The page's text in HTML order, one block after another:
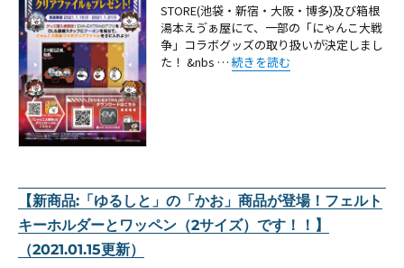
STORE(池袋・新宿・大阪・博多)及び箱根
湯本えゔぁ屋にて、一部の「にゃんこ大戦
争」コラボグッズの取り扱いが決定しまし
た！ &nbs … “【お知らせ：エヴァンゲリオ
続きを読む
【新商品:「ゆるしと」の「かお」商品が登場！フェルト
キーホルダーとワッペン（2サイズ）です！！】
（2021.01.15更新）